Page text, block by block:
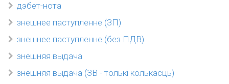
дэбет-нота
знешнее паступленне (ЗП)
знешнее паступленне (без ПДВ)
знешняя выдача
знешняя выдача (ЗВ - толькі колькасць)